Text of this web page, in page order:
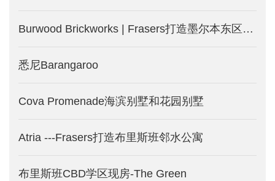
Burwood Brickworks | Frasers打造墨尔本东区Burwood城中城-墨尔本新楼盘发售
悉尼Barangaroo
Cova Promenade海滨别墅和花园别墅
Atria ---Frasers打造布里斯班邻水公寓
布里斯班CBD学区现房-The Green